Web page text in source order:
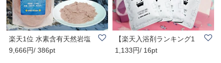
楽天1位 水素含有天然岩塩
ファインソルト..
9,666円/ 386pt
【楽天入浴剤ランキング1
位】バスソルト ..
1,133円/ 16pt